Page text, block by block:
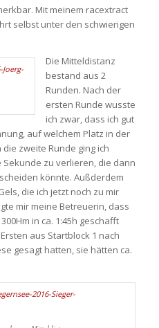
Mit meinem racextract
selbst unter den schwierigen
Die Mitteldistanz
bestand aus 2
Runden. Nach der
ersten Runde wusste
ich zwar, dass ich gut
auf welchem Platz in der
zweite Runde ging ich
zu verlieren, die dann
könnte. Außderdem
die ich jetzt noch zu mir
mir meine Betreuerin, dass
in ca. 1:45h geschafft
aus Startblock 1 nach
gesagt hatten, sie hätten ca.